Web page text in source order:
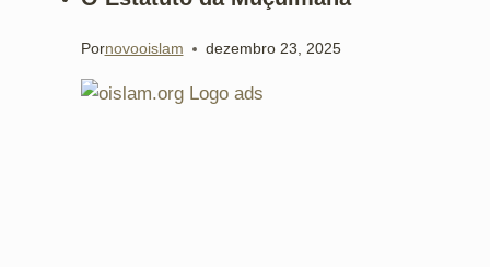
Pornovooislam dezembro 23, 2025